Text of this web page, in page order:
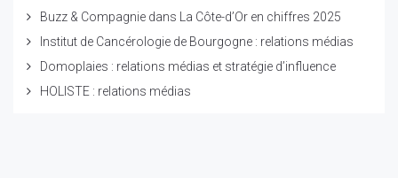
Buzz & Compagnie dans La Côte-d’Or en chiffres 2025
Institut de Cancérologie de Bourgogne : relations médias
Domoplaies : relations médias et stratégie d’influence
HOLISTE : relations médias